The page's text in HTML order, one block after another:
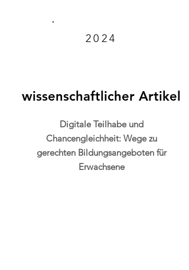
2024
wissenschaftlicher Artikel
Digitale Teilhabe und
Chancengleichheit: Wege zu
gerechten Bildungsangeboten für
Erwachsene